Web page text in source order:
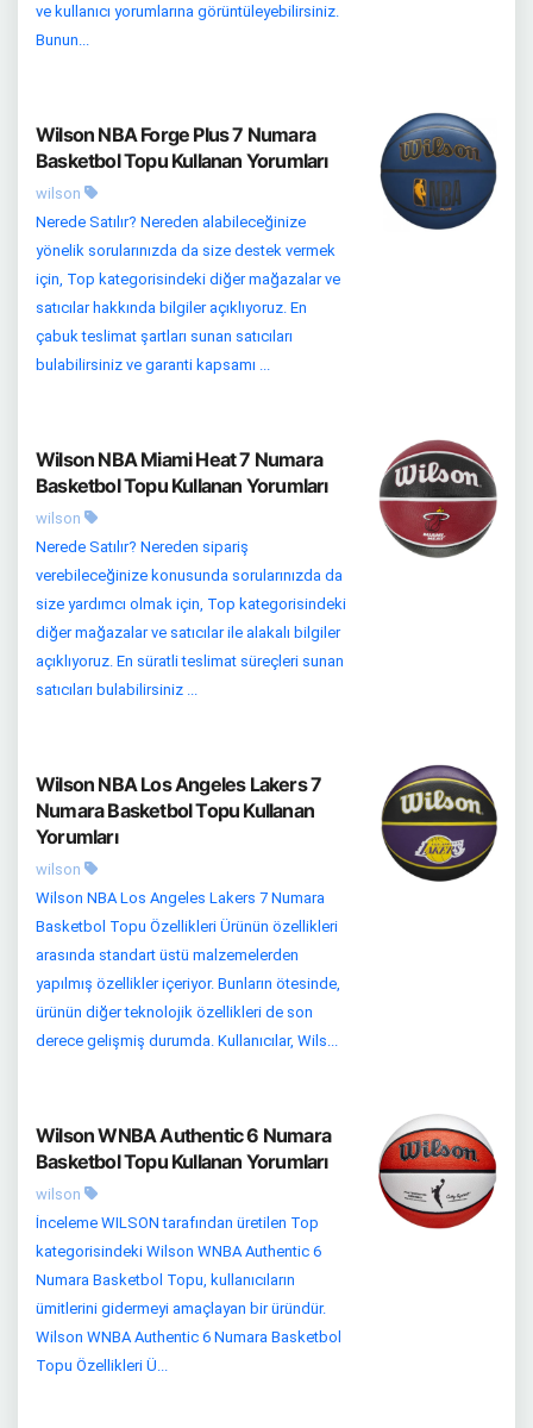
ve kullanıcı yorumlarına görüntüleyebilirsiniz.
Bunun...
Wilson NBA Forge Plus 7 Numara
Basketbol Topu Kullanan Yorumları
wilson
Nerede Satılır? Nereden alabileceğinize
yönelik sorularınızda da size destek vermek
için, Top kategorisindeki diğer mağazalar ve
satıcılar hakkında bilgiler açıklıyoruz. En
çabuk teslimat şartları sunan satıcıları
bulabilirsiniz ve garanti kapsamı ...
Wilson NBA Miami Heat 7 Numara
Basketbol Topu Kullanan Yorumları
wilson
Nerede Satılır? Nereden sipariş
verebileceğinize konusunda sorularınızda da
size yardımcı olmak için, Top kategorisindeki
diğer mağazalar ve satıcılar ile alakalı bilgiler
açıklıyoruz. En süratli teslimat süreçleri sunan
satıcıları bulabilirsiniz ...
Wilson NBA Los Angeles Lakers 7
Numara Basketbol Topu Kullanan
Yorumları
wilson
Wilson NBA Los Angeles Lakers 7 Numara
Basketbol Topu Özellikleri Ürünün özellikleri
arasında standart üstü malzemelerden
yapılmış özellikler içeriyor. Bunların ötesinde,
ürünün diğer teknolojik özellikleri de son
derece gelişmiş durumda. Kullanıcılar, Wils...
Wilson WNBA Authentic 6 Numara
Basketbol Topu Kullanan Yorumları
wilson
İnceleme WILSON tarafından üretilen Top
kategorisindeki Wilson WNBA Authentic 6
Numara Basketbol Topu, kullanıcıların
ümitlerini gidermeyi amaçlayan bir üründür.
Wilson WNBA Authentic 6 Numara Basketbol
Topu Özellikleri Ü...